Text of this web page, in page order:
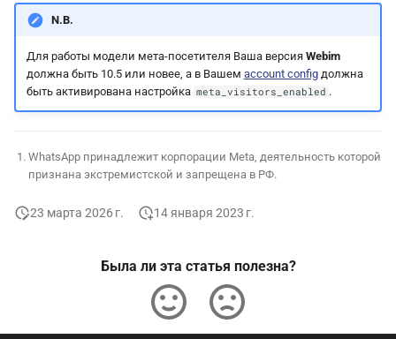
N.B.
Для работы модели мета-посетителя Ваша версия Webim
должна быть 10.5 или новее, а в Вашем account configдолжна
быть активирована настройка meta_visitors_enabled .
WhatsApp принадлежит корпорации Meta, деятельность которой
признана экстремистской и запрещена в РФ.
23 марта 2026 г. 14 января 2023 г.
Была ли эта статья полезна?